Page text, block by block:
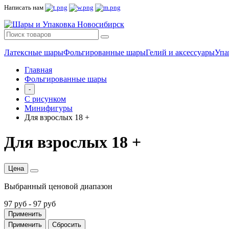
Написать нам
Латексные шарыФольгированные шарыГелий и аксессуары
Главная
Фольгированные шары
-
С рисунком
Минифигуры
Для взрослых 18 +
Для взрослых 18 +
Цена
Выбранный ценовой диапазон
97 руб - 97 руб
Применить
Применить
Сбросить